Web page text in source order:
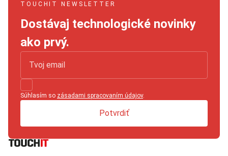
TOUCHIT NEWSLETTER
Dostávaj technologické novinky
ako prvý.
Súhlasím so zásadami spracovaním údajov.
Potvrdiť